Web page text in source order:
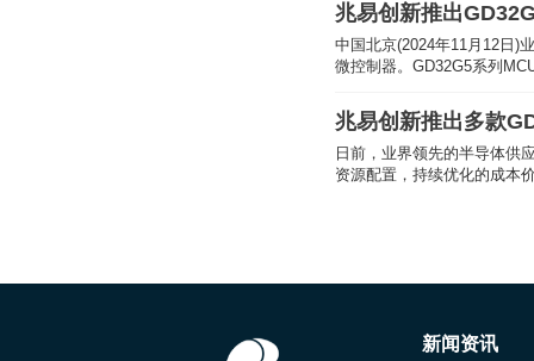
兆易创新推出
中国北京(2024年11月12日)业界领先
微控制器。GD32G5系列
兆易创新推出多款
日前，业界领先的半导体供应商兆易创新(GigaDevice)推出基于
资源配置，持续优化的成本
新闻资讯